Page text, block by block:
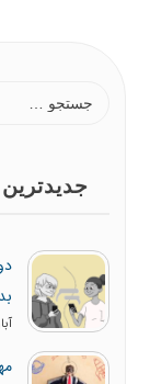
آبان